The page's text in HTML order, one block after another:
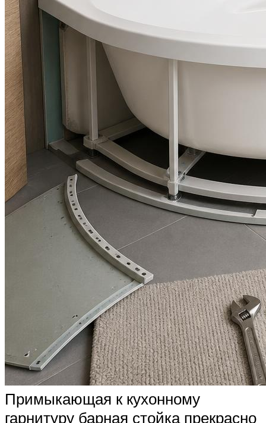
Примыкающая к кухонному
гарнитуру барная стойка прекрасно